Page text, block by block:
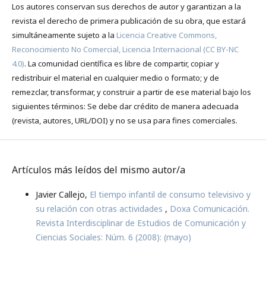
Los autores conservan sus derechos de autor y garantizan a la
revista el derecho de primera publicación de su obra, que estará
simultáneamente sujeto a la Licencia Creative Commons,
Reconocimiento No Comercial, Licencia Internacional (CC BY-NC
4.0). La comunidad científica es libre de compartir, copiar y
redistribuir el material en cualquier medio o formato; y de
remezclar, transformar, y construir a partir de ese material bajo los
siguientes términos: Se debe dar crédito de manera adecuada
(revista, autores, URL/DOI) y no se usa para fines comerciales.
Artículos más leídos del mismo autor/a
Javier Callejo, El tiempo infantil de consumo televisivo y
su relación con otras actividades , Doxa Comunicación.
Revista Interdisciplinar de Estudios de Comunicación y
Ciencias Sociales: Núm. 6 (2008): (mayo)